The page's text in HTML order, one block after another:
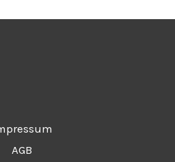
AGB